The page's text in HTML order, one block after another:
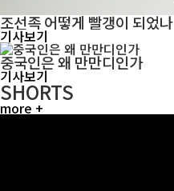
조선족 어떻게 빨갱이 되었나
기사보기
중국인은 왜 만만디인가
기사보기
SHORTS
more +